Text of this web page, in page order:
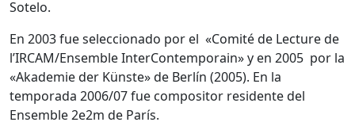
Sotelo.
En 2003 fue seleccionado por el «Comité de Lecture de
l’IRCAM/Ensemble InterContemporain» y en 2005 por la
«Akademie der Künste» de Berlín (2005). En la
temporada 2006/07 fue compositor residente del
Ensemble 2e2m de París.